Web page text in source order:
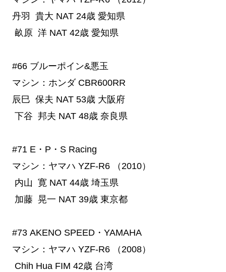
丹羽 貴大 NAT 24歳 愛知県
畝原 洋 NAT 42歳 愛知県
#66 ブルーポイン&悪玉
マシン：ホンダ CBR600RR
辰巳 保夫 NAT 53歳 大阪府
下谷 邦夫 NAT 48歳 奈良県
#71 E・P・S Racing
マシン：ヤマハ YZF-R6 （2010）
内山 寛 NAT 44歳 埼玉県
加藤 晃一 NAT 39歳 東京都
#73 AKENO SPEED・YAMAHA
マシン：ヤマハ YZF-R6 （2008）
Chih Hua FIM 42歳 台湾